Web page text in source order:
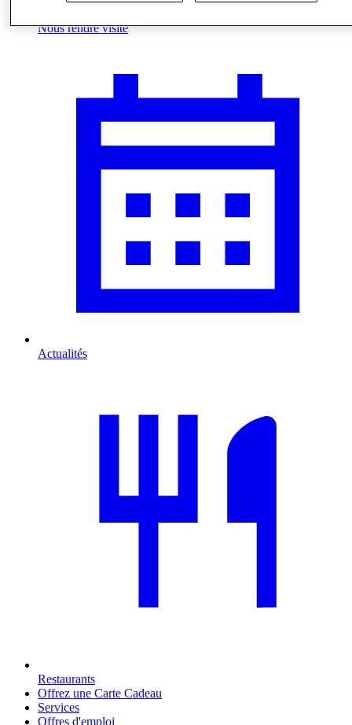
Nous rendre visite
Actualités
Restaurants
Offrez une Carte Cadeau
Services
Offres d'emploi